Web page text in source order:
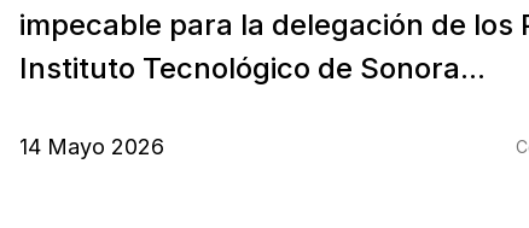
impecable para la delegación de los
Instituto Tecnológico de Sonora...
14 Mayo 2026